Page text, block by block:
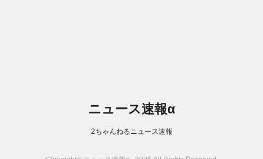
ニュース速報α
2ちゃんねるニュース速報